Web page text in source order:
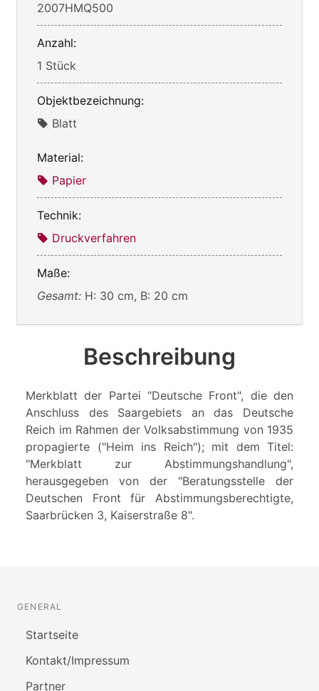
2007HMQ500
Anzahl:
1 Stück
Objektbezeichnung:
Blatt
Material:
Papier
Technik:
Druckverfahren
Maße:
Gesamt: H: 30 cm, B: 20 cm
Beschreibung
Merkblatt der Partei "Deutsche Front", die den
Anschluss des Saargebiets an das Deutsche
Reich im Rahmen der Volksabstimmung von 1935
propagierte ("Heim ins Reich"); mit dem Titel:
"Merkblatt zur Abstimmungshandlung",
herausgegeben von der "Beratungsstelle der
Deutschen Front für Abstimmungsberechtigte,
Saarbrücken 3, Kaiserstraße 8".
GENERAL
Startseite
Kontakt/Impressum
Partner